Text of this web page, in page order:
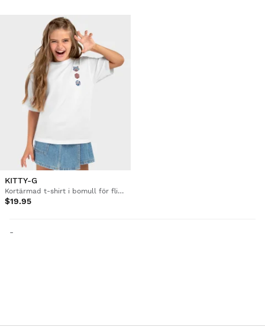
KITTY-G
Kortärmad t-shirt i bomull för flickor
$19.95
-